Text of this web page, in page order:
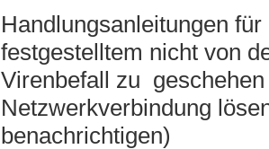
Handlungsanleitungen
festgestelltem nicht von
Virenbefall zu
Netzwerkverbindung
benachrichtigen)